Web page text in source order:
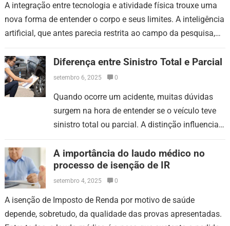
A integração entre tecnologia e atividade física trouxe uma
nova forma de entender o corpo e seus limites. A inteligência
artificial, que antes parecia restrita ao campo da pesquisa,
Diferença entre Sinistro Total e Parcial
setembro 6, 2025 0
Quando ocorre um acidente, muitas dúvidas
surgem na hora de entender se o veículo teve
sinistro total ou parcial. A distinção influencia
de…
A importância do laudo médico no
processo de isenção de IR
setembro 4, 2025 0
A isenção de Imposto de Renda por motivo de saúde
depende, sobretudo, da qualidade das provas apresentadas.